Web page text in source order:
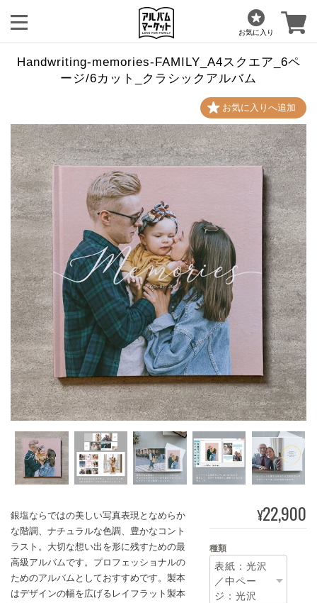
お気に入り
Handwriting-memories-FAMILY_A4スクエア_6ペ
ージ/6カット_クラシックアルバム
銀塩ならではの美しい写真表現となめらか
な階調、ナチュラルな色調、豊かなコント
ラスト。大切な想い出を形に残すための最
高級アルバムです。プロフェッショナルの
ためのアルバムとしておすすめです。製本
はデザインの幅を広げるレイフラット製本
¥22,900
種類